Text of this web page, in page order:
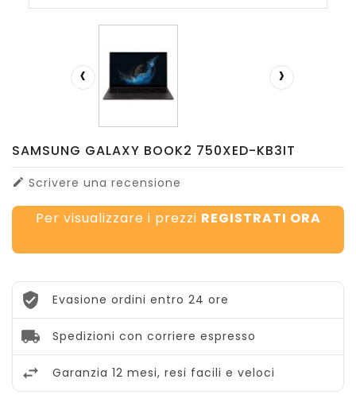
‹ ›
SAMSUNG GALAXY BOOK2 750XED-KB3IT
 Scrivere una recensione
Per visualizzare i prezzi REGISTRATI ORA
Evasione ordini entro 24 ore
Spedizioni con corriere espresso
Garanzia 12 mesi, resi facili e veloci